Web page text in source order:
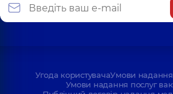
Угода користувачаУмови
Умови надання послуг